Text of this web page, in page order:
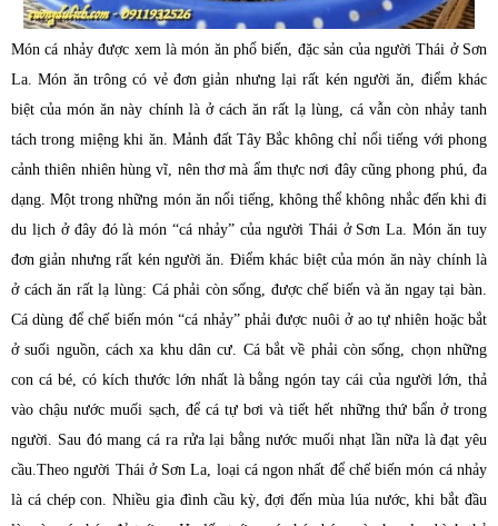
Món cá nhảy được xem là món ăn phổ biến, đặc sản của người Thái ở Sơn
La. Món ăn trông có vẻ đơn giản nhưng lại rất kén người ăn, điểm khác
biệt của món ăn này chính là ở cách ăn rất lạ lùng, cá vẫn còn nhảy tanh
tách trong miệng khi ăn. Mảnh đất Tây Bắc không chỉ nổi tiếng với phong
cảnh thiên nhiên hùng vĩ, nên thơ mà ẩm thực nơi đây cũng phong phú, đa
dạng. Một trong những món ăn nổi tiếng, không thể không nhắc đến khi đi
du lịch ở đây đó là món “cá nhảy” của người Thái ở Sơn La. Món ăn tuy
đơn giản nhưng rất kén người ăn. Điểm khác biệt của món ăn này chính là
ở cách ăn rất lạ lùng: Cá phải còn sống, được chế biến và ăn ngay tại bàn.
Cá dùng để chế biến món “cá nhảy” phải được nuôi ở ao tự nhiên hoặc bắt
ở suối nguồn, cách xa khu dân cư. Cá bắt về phải còn sống, chọn những
con cá bé, có kích thước lớn nhất là bằng ngón tay cái của người lớn, thả
vào chậu nước muối sạch, để cá tự bơi và tiết hết những thứ bẩn ở trong
người. Sau đó mang cá ra rửa lại bằng nước muối nhạt lần nữa là đạt yêu
cầu.Theo người Thái ở Sơn La, loại cá ngon nhất để chế biến món cá nhảy
là cá chép con. Nhiều gia đình cầu kỳ, đợi đến mùa lúa nước, khi bắt đầu